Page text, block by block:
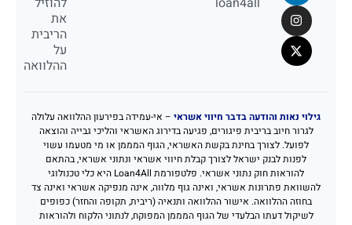
את
הריבית
על
ההלוואה
גילוי נאות והודעה בדבר חיווי אשראי – אי-עמידה בפירעון ההלוואה עלולה
לגרור חיוב בריבית פיגורים, פגיעה בדירוג האשראי והליכי גבייה והוצאה
לפועל. לצורך בחינת בקשת האשראי, הגוף המממן או מי מטעמו עשוי
לפנות לבנק ישראל לצורך קבלת חיווי אשראי ונתוני אשראי, בהתאם
להוראות חוק נתוני אשראי. פלטפורמת Loan4All היא כלי טכנולוגי
להשוואת פתרונות אשראי, ואינה גוף מלווה, אינה מנפיקה אשראי ואינה צד
בחוזה ההלוואה. אישור ההלוואה ותנאיה (ריבית, תקופה והחזר) כפופים
לשיקול דעתו הבלעדי של הגוף המממן המפוקח, לנתוני הלקוח ולהוראות